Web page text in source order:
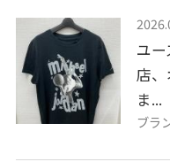
ユ
店
ま...
ブラ